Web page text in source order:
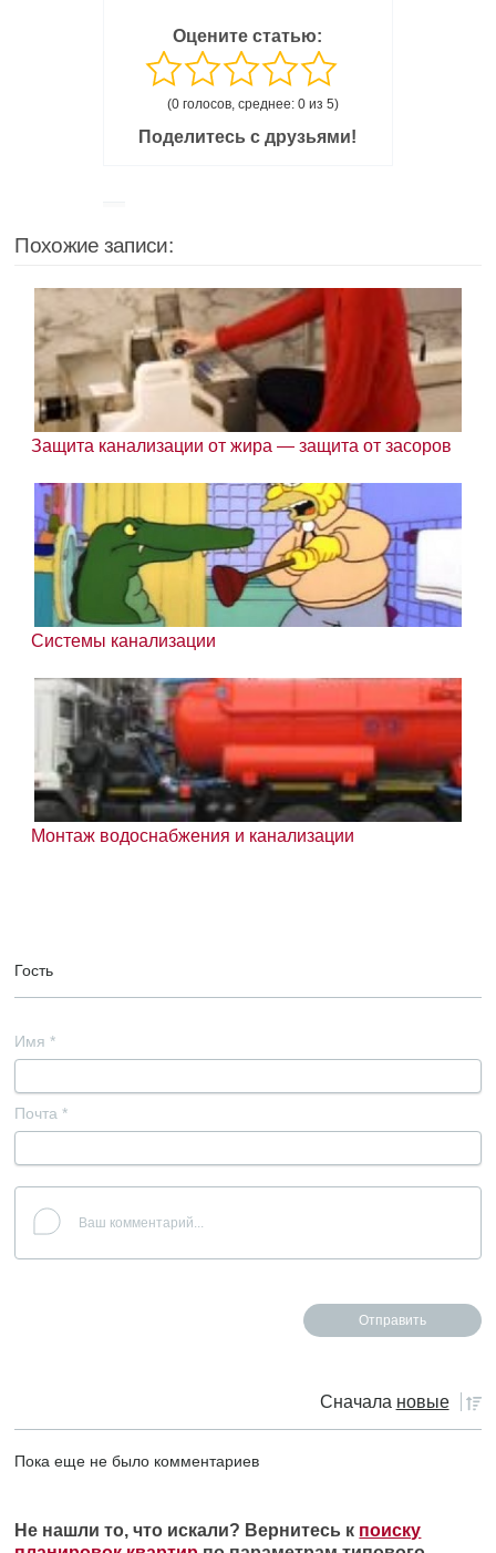
Оцените статью:
(0 голосов, среднее: 0 из 5)
Поделитесь с друзьями!
Похожие записи:
Защита канализации от жира — защита от засоров
Системы канализации
Монтаж водоснабжения и канализации
Гость
Имя *
Почта *
Сначала новые
Пока еще не было комментариев
Не нашли то, что искали? Вернитесь к поиску